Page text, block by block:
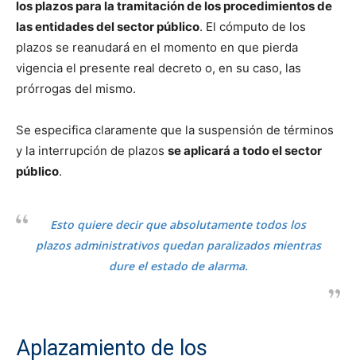
los plazos para la tramitación de los procedimientos de
las entidades del sector público. El cómputo de los
plazos se reanudará en el momento en que pierda
vigencia el presente real decreto o, en su caso, las
prórrogas del mismo.
Se especifica claramente que la suspensión de términos
y la interrupción de plazos se aplicará a todo el sector
público.
Esto quiere decir que absolutamente todos los
plazos administrativos quedan paralizados mientras
dure el estado de alarma.
Aplazamiento de los